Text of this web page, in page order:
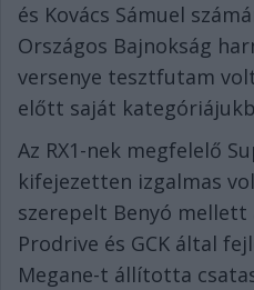
és Kovács Sámuel
Országos Bajnokság
versenye tesztfutam
előtt saját
Az RX1-nek megfelelő
kifejezetten izgalmas
szerepelt Benyó mellett
Prodrive és GCK által
Megane-t állította